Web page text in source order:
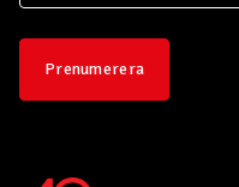
Prenumerera